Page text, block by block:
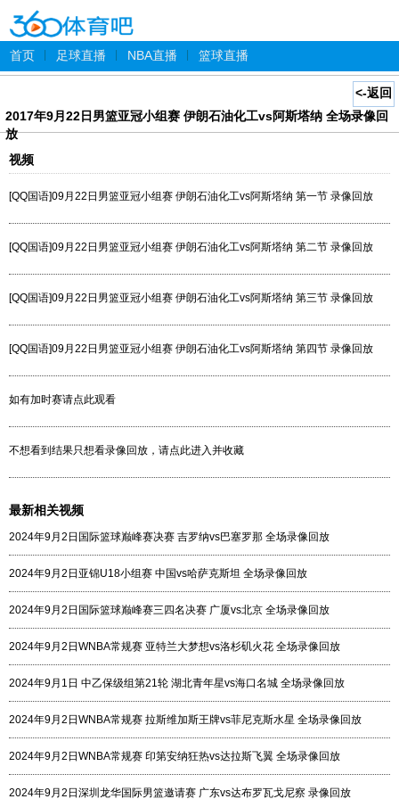
首页 足球直播 NBA直播 篮球直播
<-返回
2017年9月22日男篮亚冠小组赛 伊朗石油化工vs阿斯塔纳 全场录像回
放
视频
[QQ国语]09月22日男篮亚冠小组赛 伊朗石油化工vs阿斯塔纳 第一节 录像回放
[QQ国语]09月22日男篮亚冠小组赛 伊朗石油化工vs阿斯塔纳 第二节 录像回放
[QQ国语]09月22日男篮亚冠小组赛 伊朗石油化工vs阿斯塔纳 第三节 录像回放
[QQ国语]09月22日男篮亚冠小组赛 伊朗石油化工vs阿斯塔纳 第四节 录像回放
如有加时赛请点此观看
不想看到结果只想看录像回放，请点此进入并收藏
最新相关视频
2024年9月2日国际篮球巅峰赛决赛 吉罗纳vs巴塞罗那 全场录像回放
2024年9月2日亚锦U18小组赛 中国vs哈萨克斯坦 全场录像回放
2024年9月2日国际篮球巅峰赛三四名决赛 广厦vs北京 全场录像回放
2024年9月2日WNBA常规赛 亚特兰大梦想vs洛杉矶火花 全场录像回放
2024年9月1日 中乙保级组第21轮 湖北青年星vs海口名城 全场录像回放
2024年9月2日WNBA常规赛 拉斯维加斯王牌vs菲尼克斯水星 全场录像回放
2024年9月2日WNBA常规赛 印第安纳狂热vs达拉斯飞翼 全场录像回放
2024年9月2日深圳龙华国际男篮邀请赛 广东vs达布罗瓦戈尼察 录像回放